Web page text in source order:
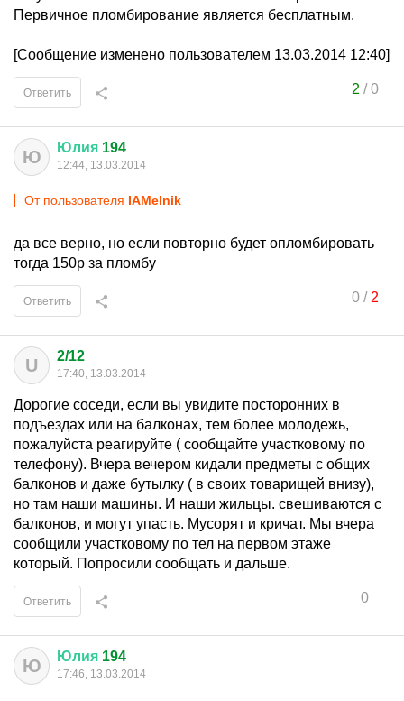
Первичное пломбирование является бесплатным.
[Сообщение изменено пользователем 13.03.2014 12:40]
2 /0
Ответить
Ю Юлия 194
12:44, 13.03.2014
От пользователя IAMelnik
да все верно, но если повторно будет опломбировать
тогда 150р за пломбу
0/ 2
Ответить
U 2/12
17:40, 13.03.2014
Дорогие соседи, если вы увидите посторонних в
подъездах или на балконах, тем более молодежь,
пожалуйста реагируйте ( сообщайте участковому по
телефону). Вчера вечером кидали предметы с общих
балконов и даже бутылку ( в своих товарищей внизу),
но там наши машины. И наши жильцы. свешиваются с
балконов, и могут упасть. Мусорят и кричат. Мы вчера
сообщили участковому по тел на первом этаже
который. Попросили сообщать и дальше.
0
Ответить
Ю Юлия 194
17:46, 13.03.2014